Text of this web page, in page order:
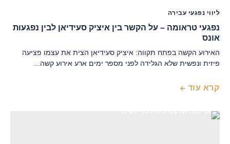
ליווי נפגעי עבירה
נפגעי טראומה – על הקשר בין איציק סעידיאן לבין נפגעות
אונס
האירוע הקשה בפתח תקווה: איציק סעידיאן הצית את עצמו פציעה
פיזית ונפשית שלא הגלידה לפני מספר ימים ארע אירוע קשה...
קרא עוד